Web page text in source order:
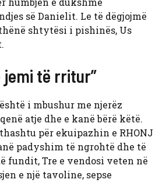
së Danielit. Le të dëgjojmë
shtytësi i pishinës, Us
jemi të rritur”
i mbushur me njerëz
atje dhe e kanë bërë këtë.
për ekuipazhin e RHONJ
padyshim të ngrohtë dhe të
fundit, Tre e vendosi veten në
e një tavoline, sepse